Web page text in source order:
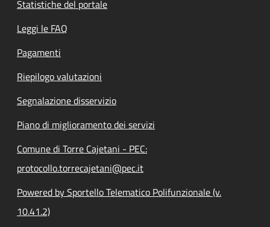
Statistiche del portale
Leggi le FAQ
Pagamenti
Riepilogo valutazioni
Segnalazione disservizio
Piano di miglioramento dei servizi
Comune di Torre Cajetani - PEC:
protocollo.torrecajetani@pec.it
Powered by Sportello Telematico Polifunzionale (v.
10.41.2)